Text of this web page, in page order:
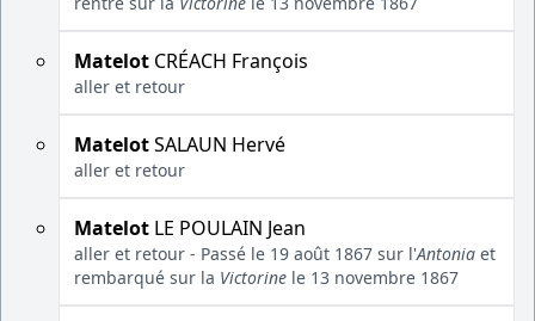
Matelot CRÉACH François
aller et retour
MatelotSALAUN Hervé
aller et retour
Matelot LE POULAIN Jean
aller et retour - Passé le 19 août 1867 sur l'Antonia et
rembarqué sur la Victorine le 13 novembre 1867